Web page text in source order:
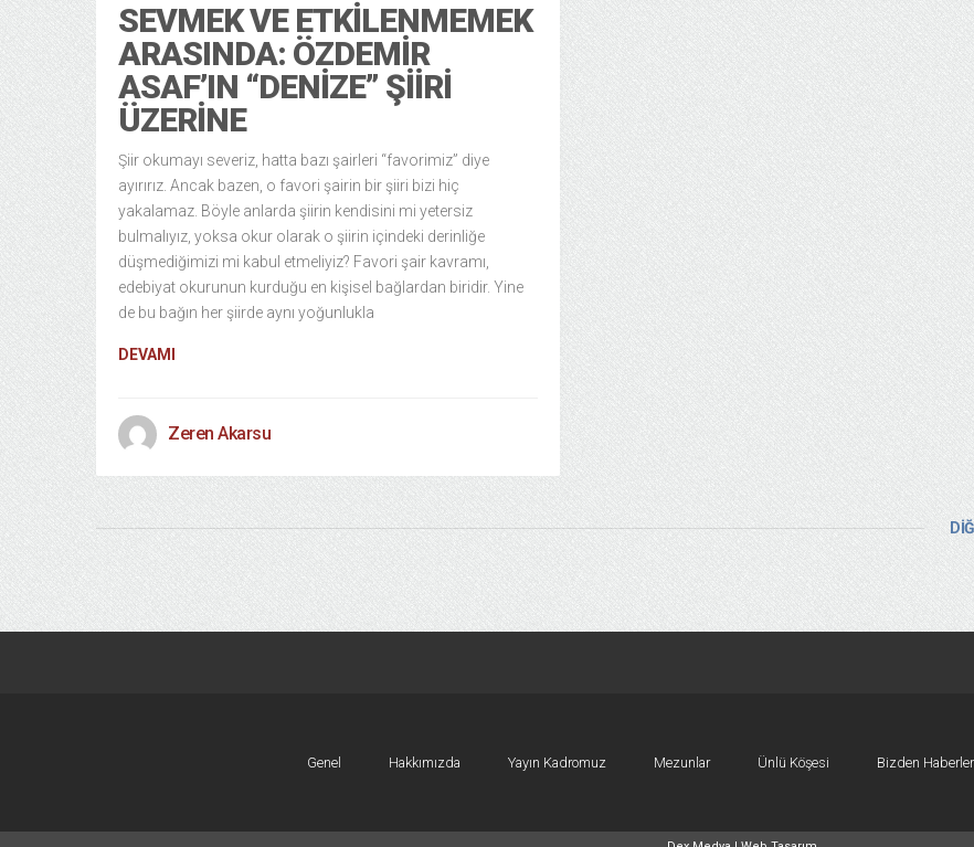
SEVMEK VE ETKILENMEMEK
ARASINDA: ÖZDEMIR
ASAF’IN “DENIZE” ŞIIRI
ÜZERINE
Şiir okumayı severiz, hatta bazı şairleri “favorimiz” diye
ayırırız. Ancak bazen, o favori şairin bir şiiri bizi hiç
yakalamaz. Böyle anlarda şiirin kendisini mi yetersiz
bulmalıyız, yoksa okur olarak o şiirin içindeki derinliğe
düşmediğimizi mi kabul etmeliyiz? Favori şair kavramı,
edebiyat okurunun kurduğu en kişisel bağlardan biridir. Yine
de bu bağın her şiirde aynı yoğunlukla
DEVAMI
Zeren Akarsu
Genel Hakkımızda Yayın Kadromuz Mezunlar Ünlü Köşesi Bizden Haberler